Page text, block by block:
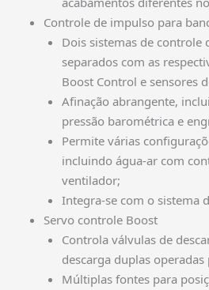
Controle de impulso para
Dois sistemas de controle
separados com as
Boost Control e sensores
Afinação abrangente,
pressão barométrica e
Permite várias
incluindo água-ar com
ventilador;
Integra-se com o sistema
Servo controle Boost
Controla válvulas de
descarga duplas operadas
Múltiplas fontes para